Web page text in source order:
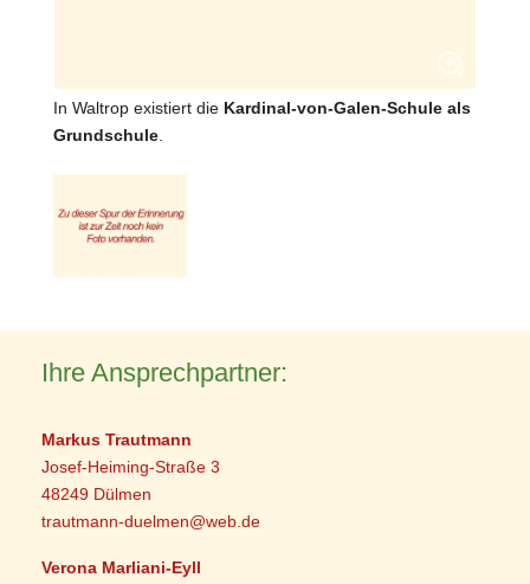
In Waltrop existiert die Kardinal-von-Galen-Schule als
Grundschule.
Ihre Ansprechpartner:
Markus Trautmann
Josef-Heiming-Straße 3
48249 Dülmen
trautmann-duelmen@web.de
Verona Marliani-Eyll